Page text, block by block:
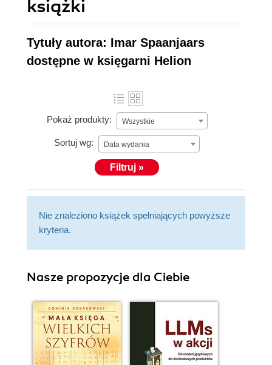
książki
Tytuły autora: Imar Spaanjaars
dostępne w księgarni Helion
Pokaż produkty: Wszystkie
Sortuj wg: Data wydania
Filtruj »
Nie znaleziono książek spełniających powyższe
kryteria.
Nasze propozycje dla Ciebie